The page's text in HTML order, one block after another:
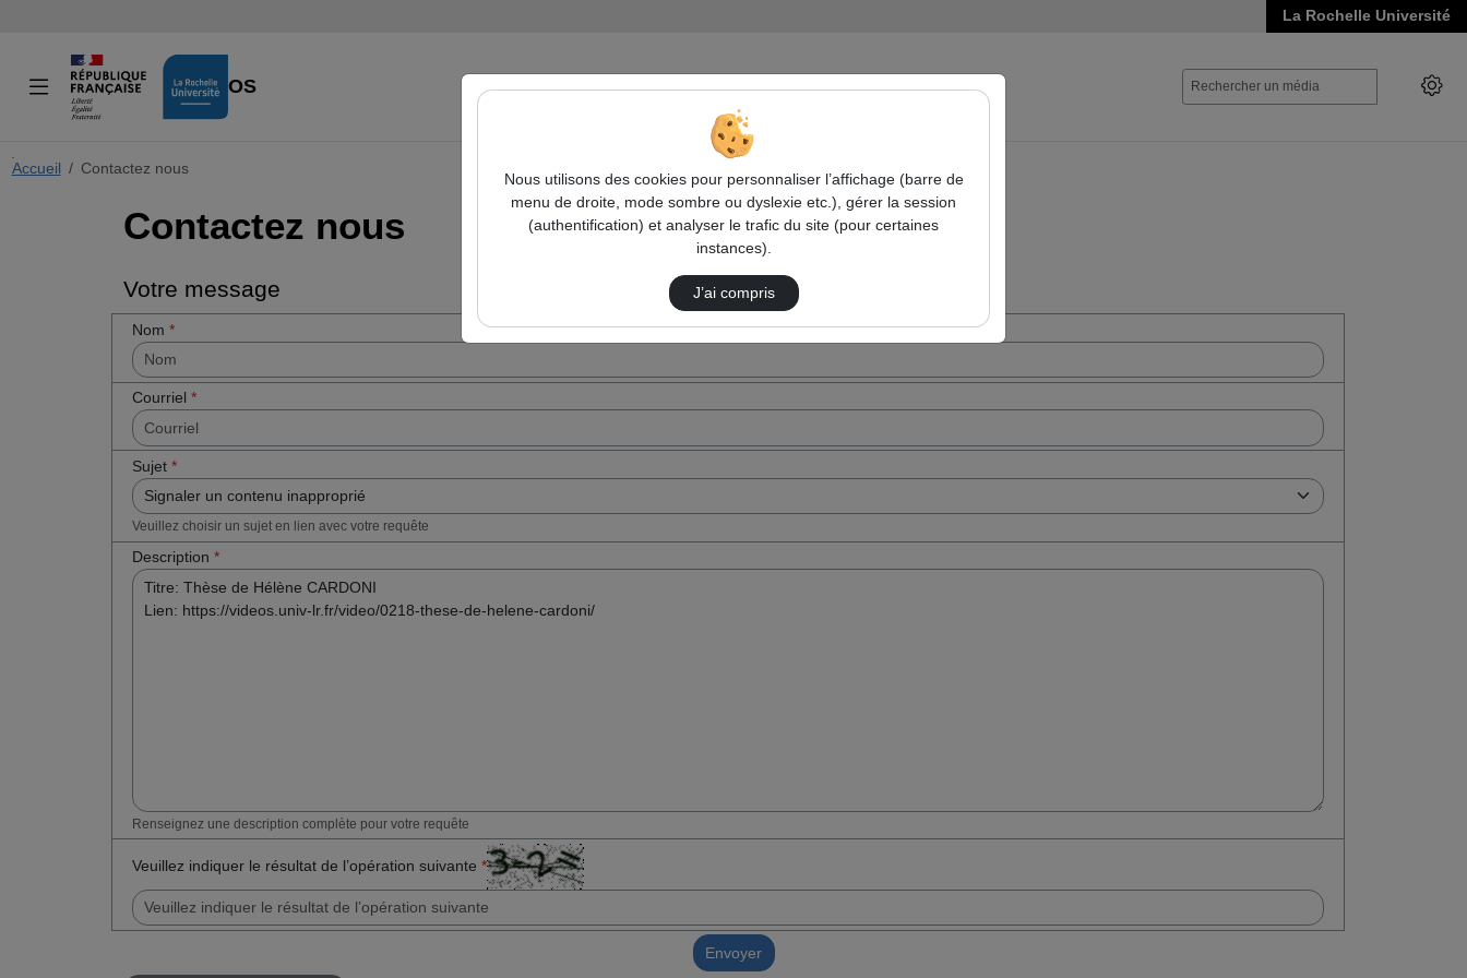
La Rochelle Université
VIDÉOS
Accueil Contactez nous
Contactez nous
Votre message
Nom *
Courriel *
Sujet *
Veuillez choisir un sujet en lien avec votre requête
Description *
Renseignez une description complète pour votre requête
Veuillez indiquer le résultat de l’opération suivante *
Cocher
Envoyer
Nous utilisons des cookies pour personnaliser l’affichage (barre de
menu de droite, mode sombre ou dyslexie etc.), gérer la session
(authentification) et analyser le trafic du site (pour certaines
instances).
J’ai compris